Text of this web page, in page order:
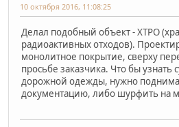
10 октября 2016, 11:08:25
Делал подобный объект - ХТРО
радиоактивных отходов).
монолитное покрытие, сверху
просьбе заказчика. Что бы узнать
дорожной одежды, нужно
документацию, либо шурфить на